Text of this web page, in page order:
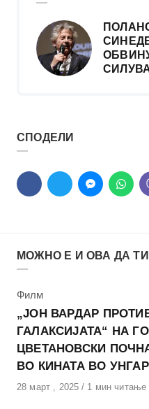
СПОДЕЛИ
МОЖНО Е И ОВА ДА
КАтегорија
Филм
„ЈОН ВАРДАР
ГАЛАКСИЈАТА“ НА
ЦВЕТАНОВСКИ
ВО КИНАТА ВО
Објавено
28 март , 2025 1 мин читање